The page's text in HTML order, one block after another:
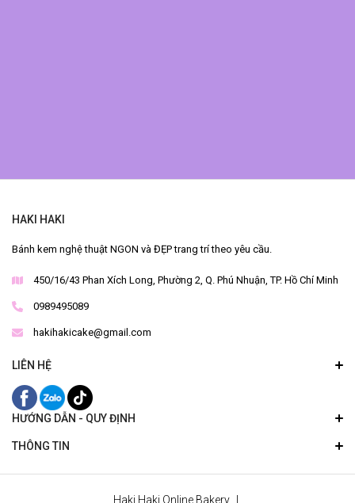
HAKI HAKI
Bánh kem nghệ thuật NGON và ĐẸP trang trí theo yêu cầu.
450/16/43 Phan Xích Long, Phường 2, Q. Phú Nhuận, TP. Hồ Chí Minh
0989495089
hakihakicake@gmail.com
LIÊN HỆ
HƯỚNG DẪN - QUY ĐỊNH
THÔNG TIN
Haki Haki Online Bakery